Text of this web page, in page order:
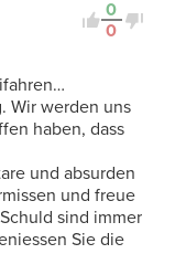
0
0
Wir werden uns
haben, dass
und absurden
und freue
sind immer
Sie die